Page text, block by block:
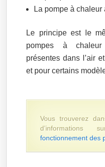
La pompe à chaleur
Le principe est le
pompes à
présentes dans l’air
et pour certains
Vous trouverez
fonctionnement des